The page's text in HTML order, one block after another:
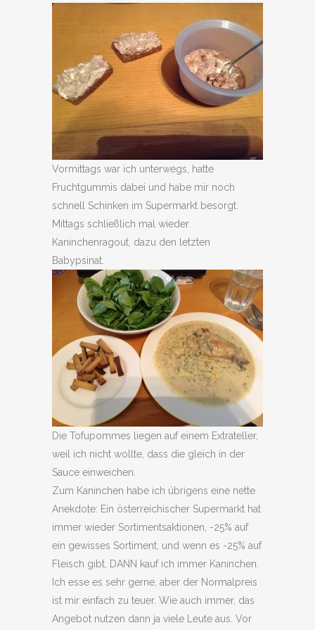
Vormittags war ich unterwegs, hatte
Fruchtgummis dabei und habe mir noch
schnell Schinken im Supermarkt besorgt.
Mittags schließlich mal wieder
Kaninchenragout, dazu den letzten
Babypsinat.
Die Tofupommes liegen auf einem Extrateller,
weil ich nicht wollte, dass die gleich in der
Sauce einweichen.
Zum Kaninchen habe ich übrigens eine nette
Anekdote: Ein österreichischer Supermarkt hat
immer wieder Sortimentsaktionen, -25% auf
ein gewisses Sortiment, und wenn es -25% auf
Fleisch gibt, DANN kauf ich immer Kaninchen.
Ich esse es sehr gerne, aber der Normalpreis
ist mir einfach zu teuer. Wie auch immer, das
Angebot nutzen dann ja viele Leute aus. Vor